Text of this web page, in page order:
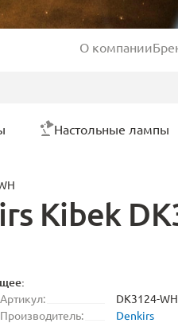
О компании
Настольные лампы
Kibek
Артикул:
DK3124-WH
Производитель:
Denkirs